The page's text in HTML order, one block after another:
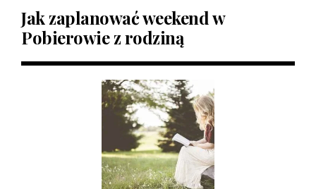
Jak zaplanować weekend w
Pobierowie z rodziną